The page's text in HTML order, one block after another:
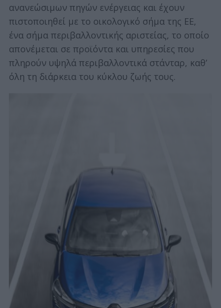
ανανεώσιμων πηγών ενέργειας και έχουν
πιστοποιηθεί με το οικολογικό σήμα της ΕΕ,
ένα σήμα περιβαλλοντικής αριστείας, το οποίο
απονέμεται σε προϊόντα και υπηρεσίες που
πληρούν υψηλά περιβαλλοντικά στάνταρ, καθ’
όλη τη διάρκεια του κύκλου ζωής τους.